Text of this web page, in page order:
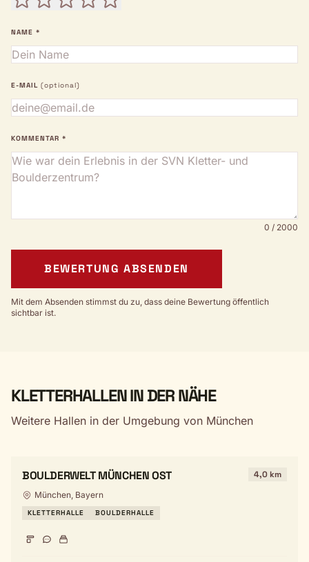
NAME *
E-MAIL (optional)
KOMMENTAR *
0 / 2000
BEWERTUNG ABSENDEN
Mit dem Absenden stimmst du zu, dass deine Bewertung öffentlich
sichtbar ist.
KLETTERHALLEN IN DER NÄHE
Weitere Hallen in der Umgebung von München
BOULDERWELT MÜNCHEN OST 4,0 km
München, Bayern
KLETTERHALLE BOULDERHALLE